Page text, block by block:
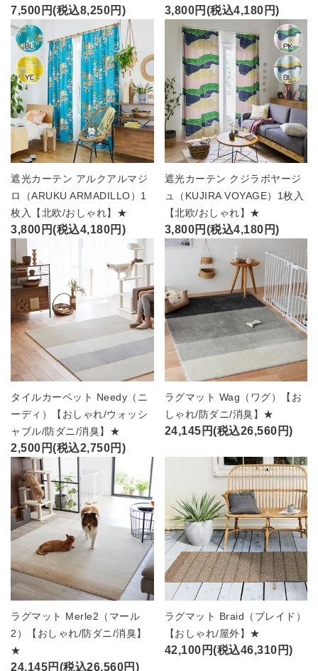
7,500円(税込8,250円) 3,800円(税込4,180円)
遮光カーテン アルクアルマジ
ロ（ARUKU ARMADILLO）1
枚入【北欧/おしゃれ】★
3,800円(税込4,180円)
遮光カーテン クジラボヤージ
ュ（KUJIRA VOYAGE）1枚入
【北欧/おしゃれ】★
3,800円(税込4,180円)
タイルカーペット Needy（ニ
ーディ）【おしゃれ/ウォッシ
ャブル/防ダニ/消臭】★
2,500円(税込2,750円)
ラグマット Wag（ワグ）【お
しゃれ/防ダニ/消臭】★
24,145円(税込26,560円)
ラグマット Merle2（マール
2）【おしゃれ/防ダニ/消臭】
★
24,145円(税込26,560円)
ラグマット Braid（ブレイド）
【おしゃれ/屋外】★
42,100円(税込46,310円)